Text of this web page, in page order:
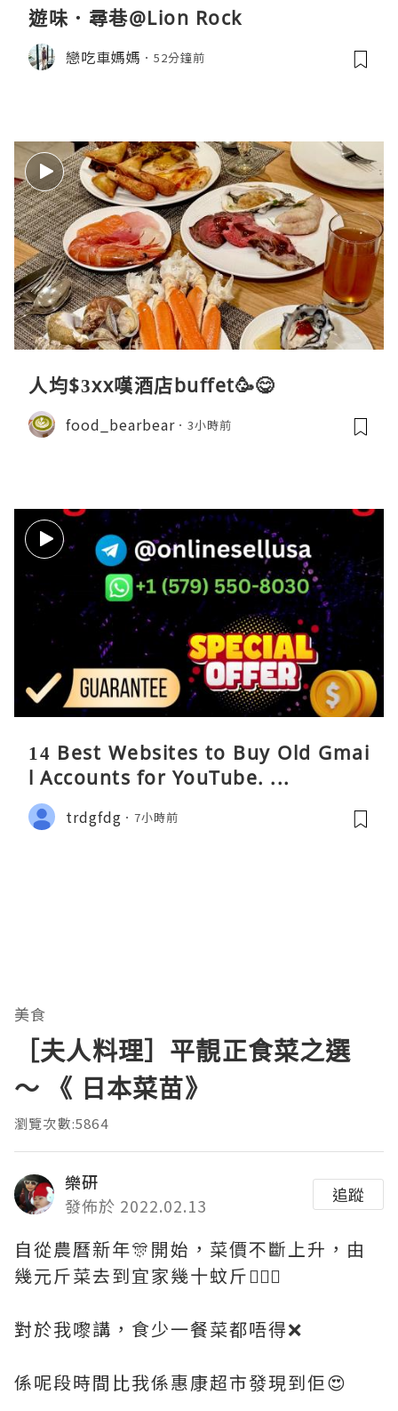
遊味．尋巷@Lion Rock
戀吃車媽媽 52分鐘前
人均$3xx嘆酒店buffet🥳😋
food_bearbear 3小時前
14 Best Websites to Buy Old Gmai
l Accounts for YouTube. ...
trdgfdg 7小時前
美食
［夫人料理］平靚正食菜之選
～ 《 日本菜苗》
瀏覽次數:5864
樂研
發佈於 2022.02.13
追蹤
自從農曆新年🎊開始，菜價不斷上升，由
幾元斤菜去到宜家幾十蚊斤🤦🏻‍♀️
對於我嚟講，食少一餐菜都唔得❌
係呢段時間比我係惠康超市發現到佢😍